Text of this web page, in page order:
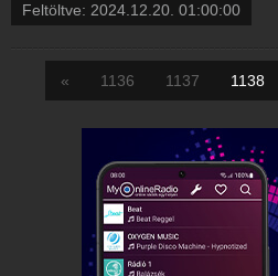
Feltöltve: 2024.12.20. 01:00:00
« 1136 1137 1138